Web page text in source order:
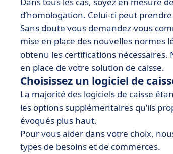
d’homologation. Celui-ci peut
Sans doute vous demandez-vous
mise en place des nouvelles normes
obtenu les certifications nécessaires.
en place de votre solution de caisse.
Choisissez un logiciel de
La majorité des logiciels de caisse
les options supplémentaires qu’ils
évoqués plus haut.
Pour vous aider dans votre choix,
types de besoins et de commerces.